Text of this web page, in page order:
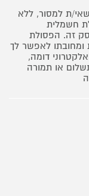
ת למסור, ללא
חשמלית
זה. הפסולת
לאפשר לך
דומה,
או תמורה